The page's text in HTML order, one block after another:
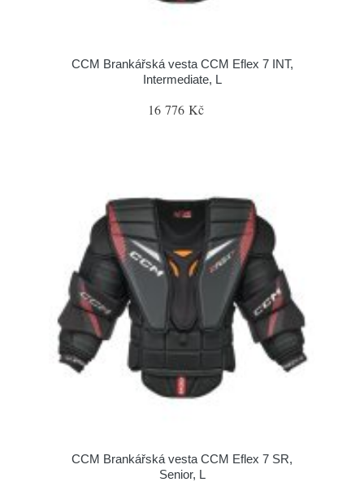
CCM Brankářská vesta CCM Eflex 7 INT,
Intermediate, L
16 776 Kč
CCM Brankářská vesta CCM Eflex 7 SR,
Senior, L